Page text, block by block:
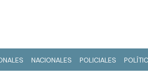
NACIONALES POLICIALES